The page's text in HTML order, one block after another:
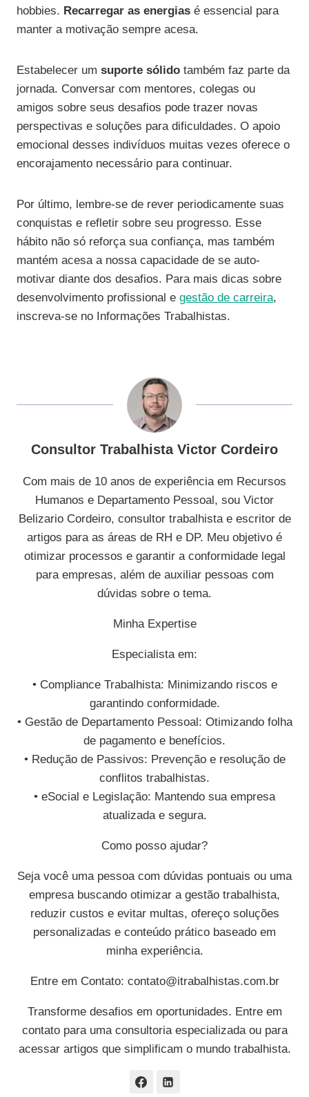
hobbies. Recarregar as energias é essencial para
manter a motivação sempre acesa.
Estabelecer um suporte sólido também faz parte da
jornada. Conversar com mentores, colegas ou
amigos sobre seus desafios pode trazer novas
perspectivas e soluções para dificuldades. O apoio
emocional desses indivíduos muitas vezes oferece o
encorajamento necessário para continuar.
Por último, lembre-se de rever periodicamente suas
conquistas e refletir sobre seu progresso. Esse
hábito não só reforça sua confiança, mas também
mantém acesa a nossa capacidade de se auto-
motivar diante dos desafios. Para mais dicas sobre
desenvolvimento profissional e gestão de carreira,
inscreva-se no Informações Trabalhistas.
Consultor Trabalhista Victor Cordeiro
Com mais de 10 anos de experiência em Recursos
Humanos e Departamento Pessoal, sou Victor
Belizario Cordeiro, consultor trabalhista e escritor de
artigos para as áreas de RH e DP. Meu objetivo é
otimizar processos e garantir a conformidade legal
para empresas, além de auxiliar pessoas com
dúvidas sobre o tema.
Minha Expertise
Especialista em:
• Compliance Trabalhista: Minimizando riscos e
garantindo conformidade.
• Gestão de Departamento Pessoal: Otimizando folha
de pagamento e benefícios.
• Redução de Passivos: Prevenção e resolução de
conflitos trabalhistas.
• eSocial e Legislação: Mantendo sua empresa
atualizada e segura.
Como posso ajudar?
Seja você uma pessoa com dúvidas pontuais ou uma
empresa buscando otimizar a gestão trabalhista,
reduzir custos e evitar multas, ofereço soluções
personalizadas e conteúdo prático baseado em
minha experiência.
Entre em Contato: contato@itrabalhistas.com.br
Transforme desafios em oportunidades. Entre em
contato para uma consultoria especializada ou para
acessar artigos que simplificam o mundo trabalhista.